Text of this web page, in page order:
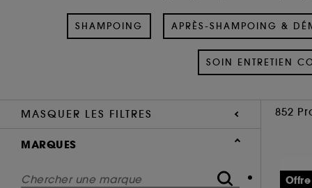
SHAMPOING APRÈS-SHAMPOING &
SOIN ENTRETIEN
MASQUER LES FILTRES 852
MARQUES